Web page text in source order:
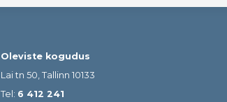
Oleviste kogudus
Lai tn 50, Tallinn 10133
Tel: 6 412 241